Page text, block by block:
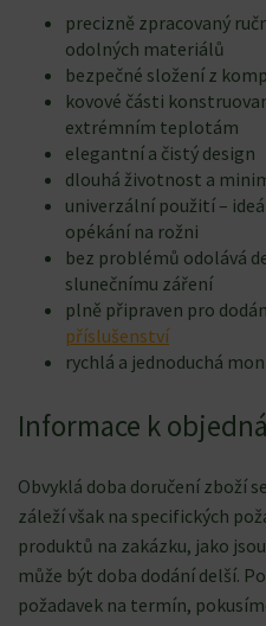
precizně zpracovaný
odolných materiálů
bezpečné složení z
kovové části
extrémním teplotám
elegantní a čistý design
dlouhá životnost a
univerzální použití –
opékání na rožni
bez problémů odolává
slunečnímu záření
plně připraven pro
příslušenství
rychlá a jednoduchá
Informace k
Obvyklá doba doručení zboží
záleží však na specifických
produktů na zakázku, jako jsou
může být doba dodání delší.
požadavek na termín,